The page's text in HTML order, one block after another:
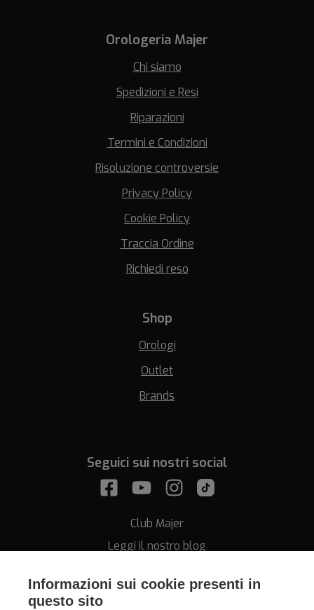
Informazioni sui cookie presenti in
questo sito
Orologeria Majer
Chi siamo
Spedizioni e Resi
Riparazioni
Termini e Condizioni
Risoluzione controversie
Privacy Policy
Cookie Policy
Traccia Ordine
Richiedi reso
Shop
Orologi
Outlet
Brands
Seguici sui nostri social
Club Majer
Leggi il nostro blog